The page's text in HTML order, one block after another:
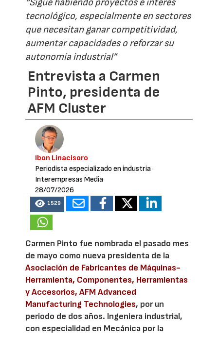
“Sigue habiendo proyectos e interés
tecnológico, especialmente en sectores
que necesitan ganar competitividad,
aumentar capacidades o reforzar su
autonomía industrial”
Entrevista a Carmen
Pinto, presidenta de
AFM Cluster
Ibon Linacisoro
Periodista especializado en industria·
Interempresas Media
28/07/2026
1529
Carmen Pinto fue nombrada el pasado mes
de mayo como nueva presidenta de la
Asociación de Fabricantes de Máquinas-
Herramienta, Componentes, Herramientas
y Accesorios, AFM Advanced
Manufacturing Technologies, por un
periodo de dos años. Ingeniera industrial,
con especialidad en Mecánica por la